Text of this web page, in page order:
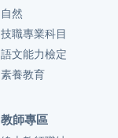
自然
技職專業科目
語文能力檢定
素養教育
教師專區